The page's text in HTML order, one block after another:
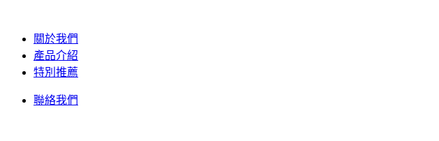
關於我們
產品介紹
特別推薦
聯絡我們